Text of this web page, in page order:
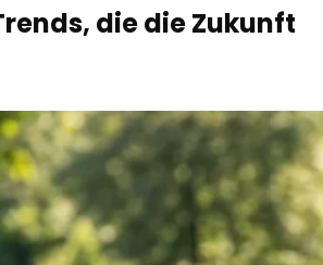
die die Zukunft